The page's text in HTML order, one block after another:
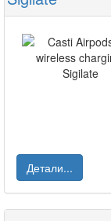
Детали...